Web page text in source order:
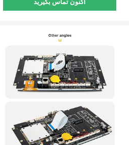
اکنون تماس بگیرید